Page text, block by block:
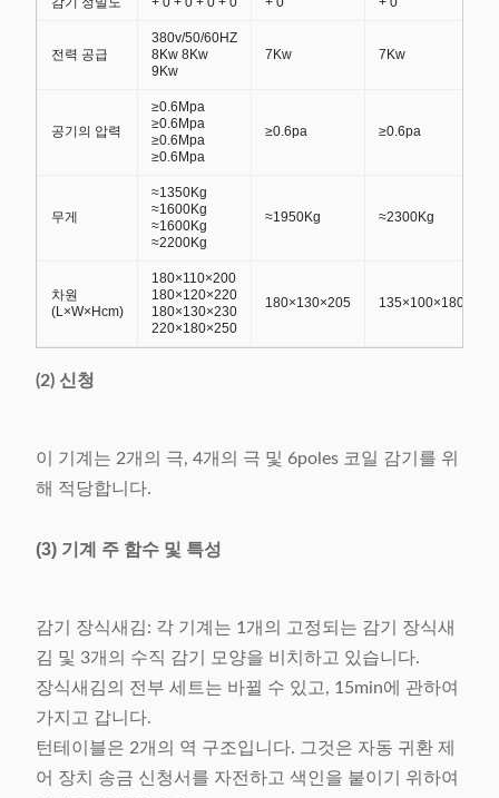
전력 공급
380v/50/60HZ
8Kw 8Kw
9Kw
7Kw 7Kw
공기의 압력
≥0.6Mpa
≥0.6Mpa
≥0.6Mpa
≥0.6Mpa
≥0.6pa ≥0.6pa
무게
≈1350Kg
≈1600Kg
≈1600Kg
≈2200Kg
≈1950Kg ≈2300Kg
차원
(L×W×Hcm)
180×110×200
180×120×220
180×130×230
220×180×250
180×130×205 135×100×180
(2) 신청
이 기계는 2개의 극, 4개의 극 및 6poles 코일 감기를 위
해 적당합니다.
(3) 기계 주 함수 및 특성
감기 장식새김: 각 기계는 1개의 고정되는 감기 장식새
김 및 3개의 수직 감기 모양을 비치하고 있습니다.
장식새김의 전부 세트는 바뀔 수 있고, 15min에 관하여
가지고 갑니다.
턴테이블은 2개의 역 구조입니다. 그것은 자동 귀환 제
어 장치 송금 신청서를 자전하고 색인을 붙이기 위하여